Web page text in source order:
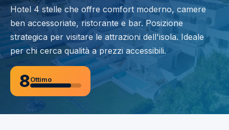
Hotel 4 stelle che offre comfort moderno, camere
ben accessoriate, ristorante e bar. Posizione
strategica per visitare le attrazioni dell'isola. Ideale
per chi cerca qualità a prezzi accessibili.
8Ottimo